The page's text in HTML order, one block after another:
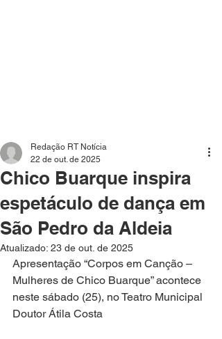
Chico Buarque inspira
espetáculo de dança em
São Pedro da Aldeia
Redação RT Notícia
22 de out. de 2025
Atualizado: 23 de out. de 2025
Apresentação “Corpos em Canção –
Mulheres de Chico Buarque” acontece
neste sábado (25), no Teatro Municipal
Doutor Átila Costa